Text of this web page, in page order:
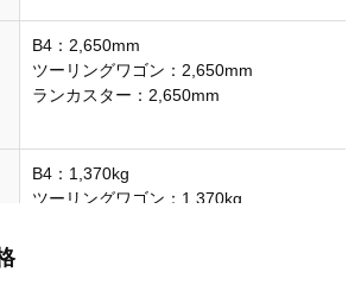
B4：2,650mm
ツーリングワゴン：2,650mm
ランカスター：2,650mm
B4：1,370kg
ツーリングワゴン：1,370kg